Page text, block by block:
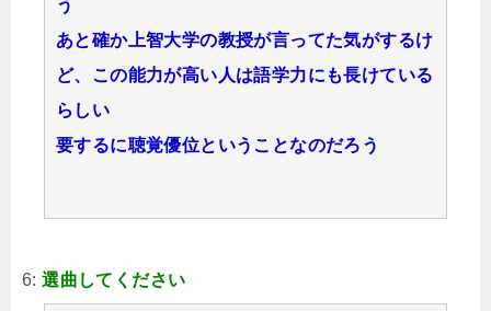
う
あと確か上智大学の教授が言ってた気がするけ
ど、この能力が高い人は語学力にも長けている
らしい
要するに聴覚優位ということなのだろう
6:選曲してください